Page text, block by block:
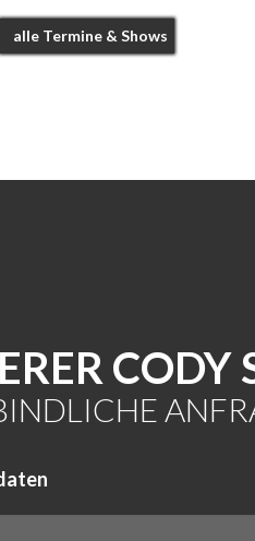
alle Termine & Shows
CODY